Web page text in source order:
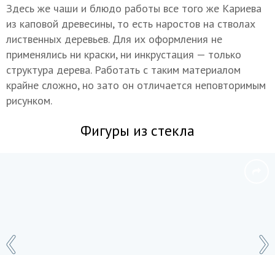
Здесь же чаши и блюдо работы все того же Кариева
из каповой древесины, то есть наростов на стволах
лиственных деревьев. Для их оформления не
применялись ни краски, ни инкрустация — только
структура дерева. Работать с таким материалом
крайне сложно, но зато он отличается неповторимым
рисунком.
Фигуры из стекла